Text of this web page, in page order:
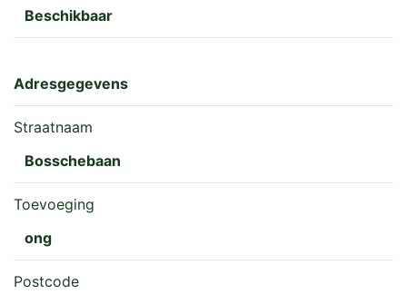
dubbele poort afgesloten. Vanaf de dubbele poort is
Beschikbaar
Adresgegevens
Straatnaam
Bosschebaan
Toevoeging
ong
Postcode